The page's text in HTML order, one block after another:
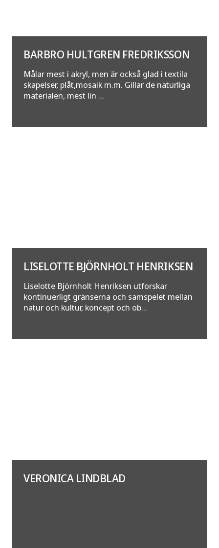
BARBRO HULTGREN FREDRIKSSON
Målar mest i akryl, men är också glad i textila
skapelser, plåt,mosaik m.m. Gillar de naturliga
materialen, mest lin ...
LISELOTTE BJÖRNHOLT HENRIKSEN
Liselotte Björnholt Henriksen utforskar
kontinuerligt gränserna och samspelet mellan
natur och kultur, koncept och ob...
VERONICA LINDBLAD